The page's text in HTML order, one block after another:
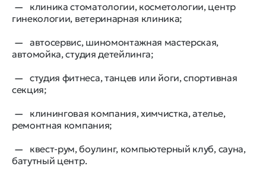
клиника стоматологии, косметологии, центр
гинекологии, ветеринарная клиника;
автосервис, шиномонтажная мастерская,
автомойка, студия детейлинга;
студия фитнеса, танцев или йоги, спортивная
секция;
клининговая компания, химчистка, ателье,
ремонтная компания;
квест-рум, боулинг, компьютерный клуб, сауна,
батутный центр.